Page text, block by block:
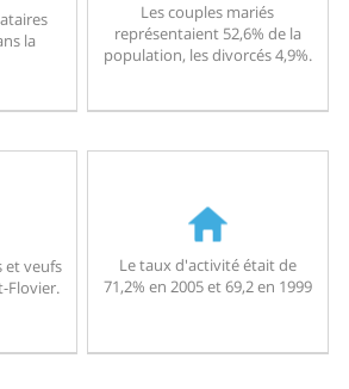
la
Les couples mariés
représentaient 52,6% de la
population, les divorcés 4,9%.
et veufs
Flovier.
Le taux d'activité était de
71,2% en 2005 et 69,2 en 1999